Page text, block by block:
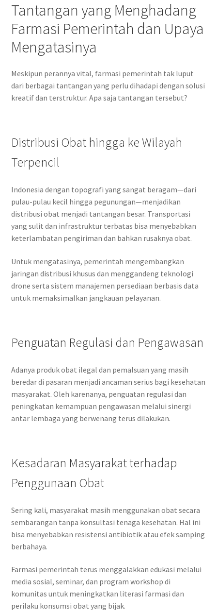
Tantangan yang Menghadang
Farmasi Pemerintah dan Upaya
Mengatasinya
Meskipun perannya vital, farmasi pemerintah tak luput
dari berbagai tantangan yang perlu dihadapi dengan solusi
kreatif dan terstruktur. Apa saja tantangan tersebut?
Distribusi Obat hingga ke Wilayah
Terpencil
Indonesia dengan topografi yang sangat beragam—dari
pulau-pulau kecil hingga pegunungan—menjadikan
distribusi obat menjadi tantangan besar. Transportasi
yang sulit dan infrastruktur terbatas bisa menyebabkan
keterlambatan pengiriman dan bahkan rusaknya obat.
Untuk mengatasinya, pemerintah mengembangkan
jaringan distribusi khusus dan menggandeng teknologi
drone serta sistem manajemen persediaan berbasis data
untuk memaksimalkan jangkauan pelayanan.
Penguatan Regulasi dan Pengawasan
Adanya produk obat ilegal dan pemalsuan yang masih
beredar di pasaran menjadi ancaman serius bagi kesehatan
masyarakat. Oleh karenanya, penguatan regulasi dan
peningkatan kemampuan pengawasan melalui sinergi
antar lembaga yang berwenang terus dilakukan.
Kesadaran Masyarakat terhadap
Penggunaan Obat
Sering kali, masyarakat masih menggunakan obat secara
sembarangan tanpa konsultasi tenaga kesehatan. Hal ini
bisa menyebabkan resistensi antibiotik atau efek samping
berbahaya.
Farmasi pemerintah terus menggalakkan edukasi melalui
media sosial, seminar, dan program workshop di
komunitas untuk meningkatkan literasi farmasi dan
perilaku konsumsi obat yang bijak.